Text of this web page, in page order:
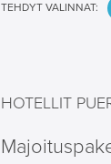
TEHDYT VALINNAT:
HOTELLIT